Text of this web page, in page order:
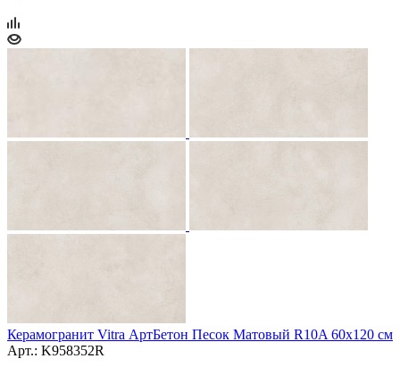
Керамогранит Vitra АртБетон Песок Матовый R10A 60x120 см
Арт.: K958352R